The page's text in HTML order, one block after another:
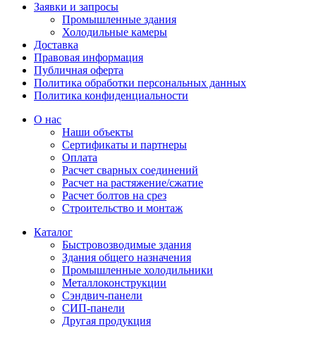
Заявки и запросы
Промышленные здания
Холодильные камеры
Доставка
Правовая информация
Публичная оферта
Политика обработки персональных данных
Политика конфиденциальности
О нас
Наши объекты
Сертификаты и партнеры
Оплата
Расчет сварных соединений
Расчет на растяжение/сжатие
Расчет болтов на срез
Строительство и монтаж
Каталог
Быстровозводимые здания
Здания общего назначения
Промышленные холодильники
Металлоконструкции
Сэндвич-панели
СИП-панели
Другая продукция